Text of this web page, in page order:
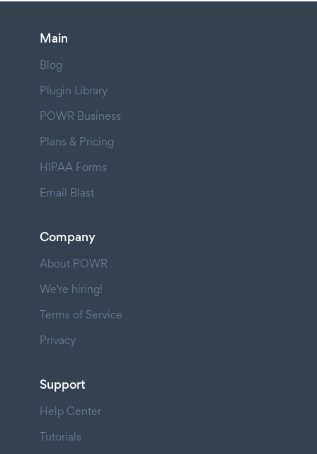
Main
Blog
Plugin Library
POWR Business
Plans & Pricing
HIPAA Forms
Email Blast
Company
About POWR
We're hiring!
Terms of Service
Privacy
Support
Help Center
Tutorials